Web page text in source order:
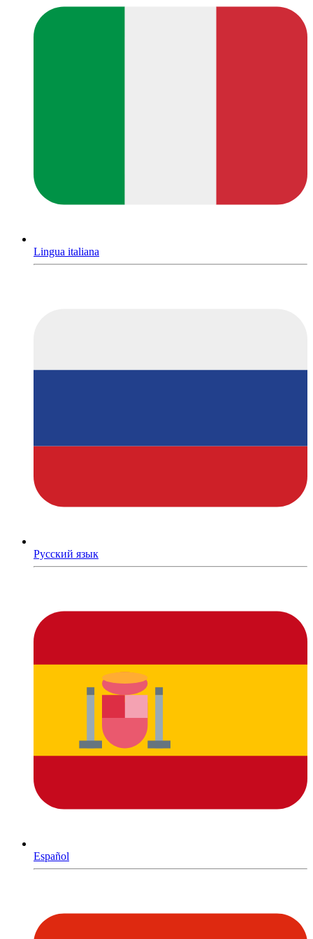
Lingua italiana
Русский язык
Español